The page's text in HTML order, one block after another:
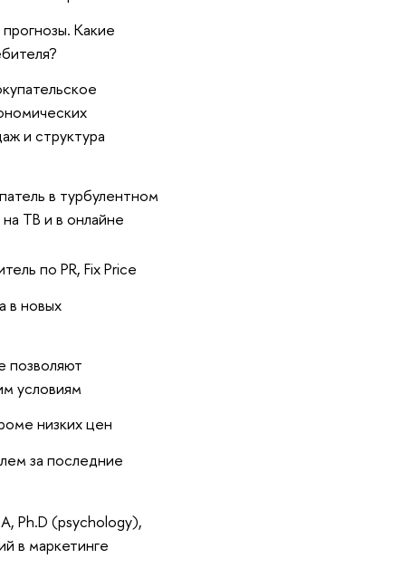
Какие
и структура
в турбулентном
ТВ и в онлайне
по PR, Fix Price
в новых
позволяют
условиям
низких цен
за последние
Ph.D (psychology),
в маркетинге